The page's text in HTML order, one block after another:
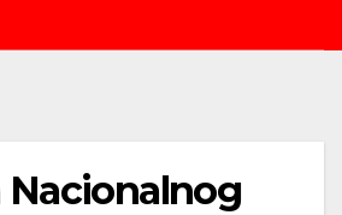
Nacionalnog